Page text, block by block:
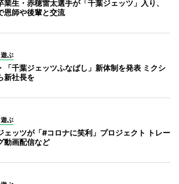
業生・赤穂雷太選手が「千葉ジェッツ」入り、
恩師や後輩と交流
ぶ
「千葉ジェッツふなばし」新体制を発表 ミクシ
新社長を
ぶ
ェッツが「#コロナに笑利」プロジェクト トレー
動画配信など